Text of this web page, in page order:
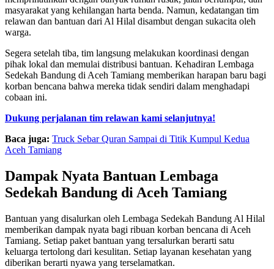
masyarakat yang kehilangan harta benda. Namun, kedatangan tim
relawan dan bantuan dari Al Hilal disambut dengan sukacita oleh
warga.
Segera setelah tiba, tim langsung melakukan koordinasi dengan
pihak lokal dan memulai distribusi bantuan. Kehadiran Lembaga
Sedekah Bandung di Aceh Tamiang memberikan harapan baru bagi
korban bencana bahwa mereka tidak sendiri dalam menghadapi
cobaan ini.
Dukung perjalanan tim relawan kami selanjutnya!
Baca juga: Truck Sebar Quran Sampai di Titik Kumpul Kedua
Aceh Tamiang
Dampak Nyata Bantuan Lembaga
Sedekah Bandung di Aceh Tamiang
Bantuan yang disalurkan oleh Lembaga Sedekah Bandung Al Hilal
memberikan dampak nyata bagi ribuan korban bencana di Aceh
Tamiang. Setiap paket bantuan yang tersalurkan berarti satu
keluarga tertolong dari kesulitan. Setiap layanan kesehatan yang
diberikan berarti nyawa yang terselamatkan.